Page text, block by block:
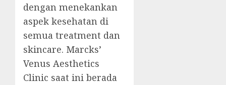
dengan menekankan
aspek kesehatan di
semua treatment dan
skincare. Marcks’
Venus Aesthetics
Clinic saat ini berada